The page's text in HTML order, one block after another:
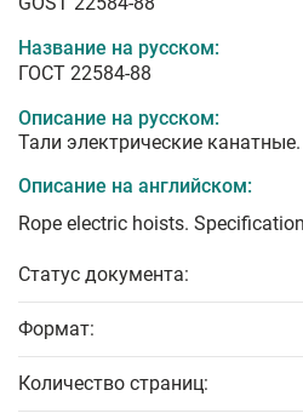
Название на русском:
ГОСТ 22584-88
Описание на русском:
Тали электрические
Описание на английском:
Rope electric hoists.
Статус документа:
Формат:
Количество страниц: